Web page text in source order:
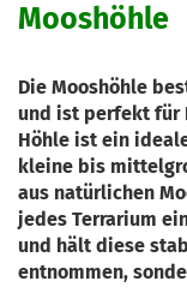
Mooshöhle
Die Mooshöhle
und ist perfekt für
Höhle ist ein
kleine bis
aus natürlichen
jedes Terrarium
und hält diese
entnommen,